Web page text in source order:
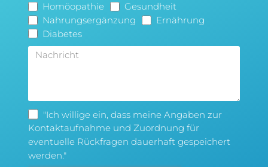
Homöopathie
Gesundheit
Nahrungsergänzung
Ernährung
Diabetes
"Ich willige ein, dass meine Angaben zur
Kontaktaufnahme und Zuordnung für
eventuelle Rückfragen dauerhaft gespeichert
werden."